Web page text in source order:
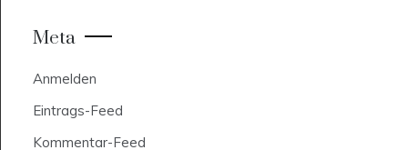
Meta
Anmelden
Eintrags-Feed
Kommentar-Feed